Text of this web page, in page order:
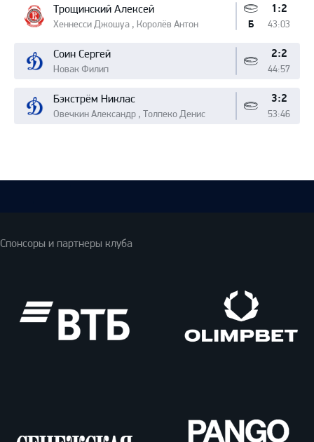
Трощинский Алексей
Хеннесси Джошуа , Королёв Антон
1:2
43:03
Б
Соин Сергей
Новак Филип
2:2
44:57
Бэкстрём Никлас
Овечкин Александр , Толпеко Денис
3:2
53:46
Спонсоры и партнеры клуба